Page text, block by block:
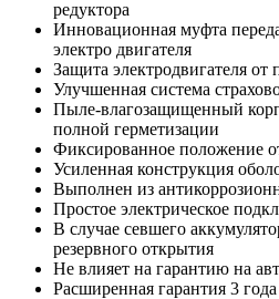
редуктора
Инновационная муфта
электро двигателя
Защита электродвигателя от
Улучшенная система
Пыле-влагозащищенный
полной герметизации
Фиксированное положение
Усиленная конструкция
Выполнен из
Простое электрическое
В случае севшего
резервного открытия
Не влияет на гарантию на
Расширенная гарантия 3 года